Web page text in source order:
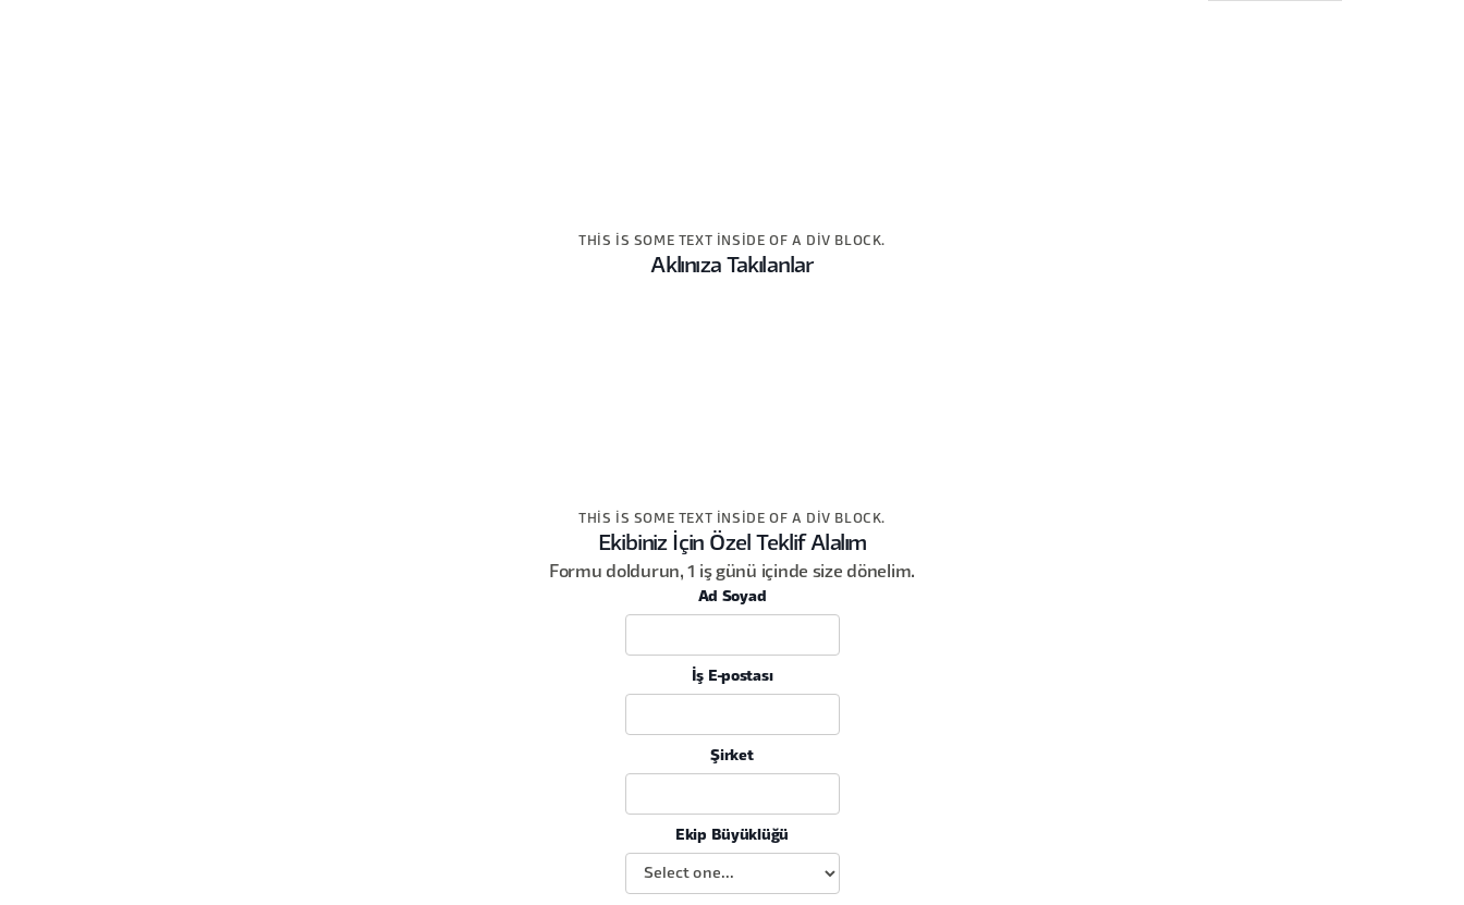
THIS IS SOME TEXT INSIDE OF A DIV BLOCK.
Aklınıza Takılanlar
THIS IS SOME TEXT INSIDE OF A DIV BLOCK.
Ekibiniz İçin Özel Teklif Alalım
Formu doldurun, 1 iş günü içinde size dönelim.
Ad Soyad
İş E-postası
Şirket
Ekip Büyüklüğü